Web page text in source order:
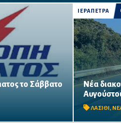
το Σάββατο
έως τις 10:00
αναλυτικά τις
ΙΕΡΑΠΕΤΡΑ
Νέα
ΛΑΣΙΘΙ,
Κλειστό
λόγω